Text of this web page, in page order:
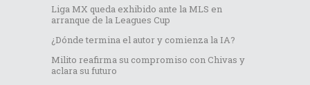
Liga MX queda exhibido ante la MLS en
arranque de la Leagues Cup
¿Dónde termina el autor y comienza la IA?
Milito reafirma su compromiso con Chivas y
aclara su futuro